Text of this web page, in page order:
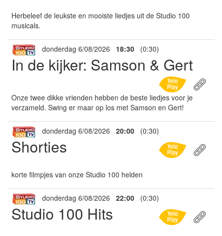
Herbeleef de leukste en mooiste liedjes uit de Studio 100
musicals.
donderdag 6/08/2026 18:30 (0:30)
In de kijker: Samson & Gert
Onze twee dikke vrienden hebben de beste liedjes voor je
verzameld. Swing er maar op los met Samson en Gert!
donderdag 6/08/2026 20:00 (0:30)
Shorties
korte filmpjes van onze Studio 100 helden
donderdag 6/08/2026 22:00 (0:30)
Studio 100 Hits